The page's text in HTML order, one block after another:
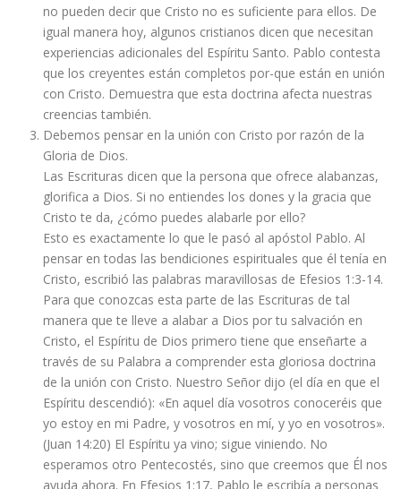
no pueden decir que Cristo no es suficiente para ellos. De
igual manera hoy, algunos cristianos dicen que necesitan
experiencias adicionales del Espíritu Santo. Pablo contesta
que los creyentes están completos por-que están en unión
con Cristo. Demuestra que esta doctrina afecta nuestras
creencias también.
Debemos pensar en la unión con Cristo por razón de la
Gloria de Dios.
Las Escrituras dicen que la persona que ofrece alabanzas,
glorifica a Dios. Si no entiendes los dones y la gracia que
Cristo te da, ¿cómo puedes alabarle por ello?
Esto es exactamente lo que le pasó al apóstol Pablo. Al
pensar en todas las bendiciones espirituales que él tenía en
Cristo, escribió las palabras maravillosas de Efesios 1:3-14.
Para que conozcas esta parte de las Escrituras de tal
manera que te lleve a alabar a Dios por tu salvación en
Cristo, el Espíritu de Dios primero tiene que enseñarte a
través de su Palabra a comprender esta gloriosa doctrina
de la unión con Cristo. Nuestro Señor dijo (el día en que el
Espíritu descendió): «En aquel día vosotros conoceréis que
yo estoy en mi Padre, y vosotros en mí, y yo en vosotros».
(Juan 14:20) El Espíritu ya vino; sigue viniendo. No
esperamos otro Pentecostés, sino que creemos que Él nos
ayuda ahora. En Efesios 1:17, Pablo le escribía a personas